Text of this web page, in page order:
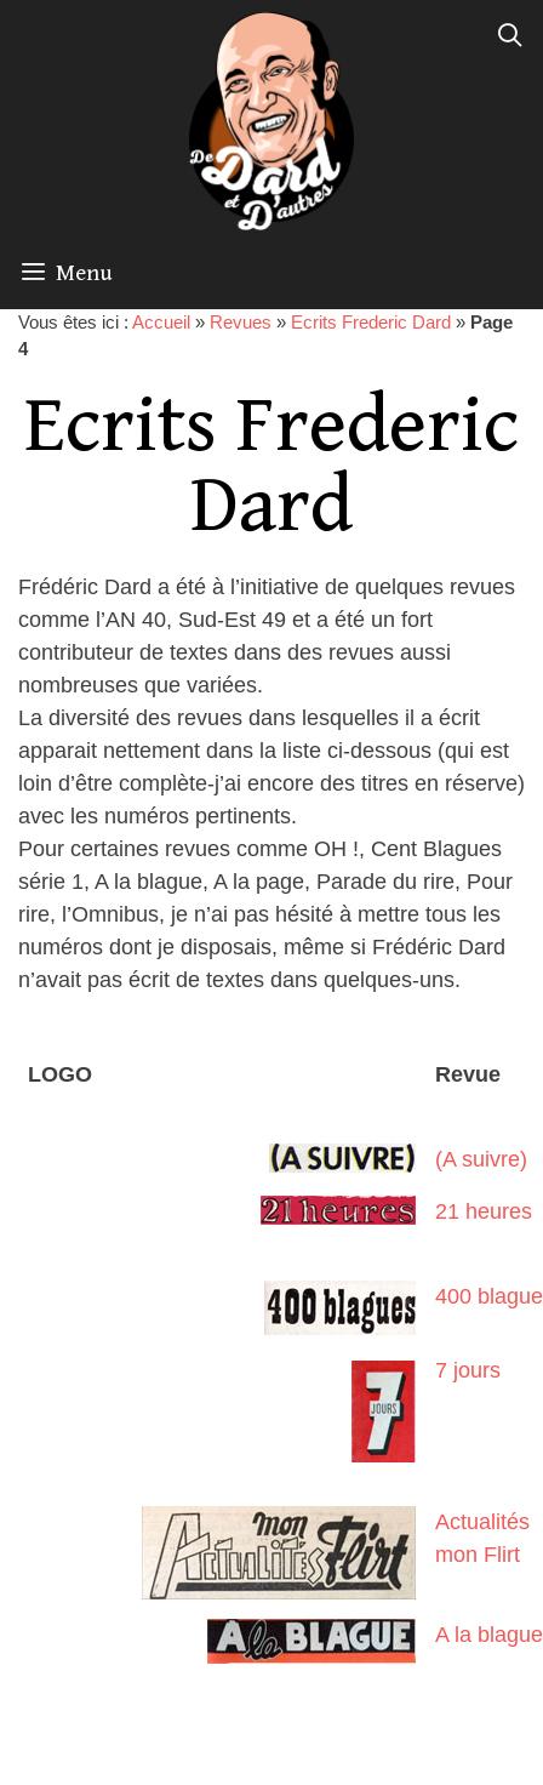
Menu
Vous êtes ici : Accueil » Revues » Ecrits Frederic Dard » Page
4
Ecrits Frederic
Dard
Frédéric Dard a été à l’initiative de quelques revues
comme l’AN 40, Sud-Est 49 et a été un fort
contributeur de textes dans des revues aussi
nombreuses que variées.
La diversité des revues dans lesquelles il a écrit
apparait nettement dans la liste ci-dessous (qui est
loin d’être complète-j’ai encore des titres en réserve)
avec les numéros pertinents.
Pour certaines revues comme OH !, Cent Blagues
série 1, A la blague, A la page, Parade du rire, Pour
rire, l’Omnibus, je n’ai pas hésité à mettre tous les
numéros dont je disposais, même si Frédéric Dard
n’avait pas écrit de textes dans quelques-uns.
LOGO Revue
(A suivre)
21 heures
400
7 jours
Actualités
mon Flirt
A la blague